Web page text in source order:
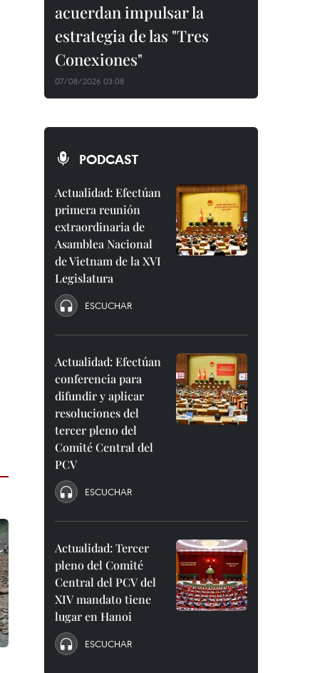
acuerdan impulsar la
estrategia de las "Tres
Conexiones"
07/08/2026 03:08
PODCAST
Actualidad: Efectúan
primera reunión
extraordinaria de
Asamblea Nacional
de Vietnam de la XVI
Legislatura
ESCUCHAR
Actualidad: Efectúan
conferencia para
difundir y aplicar
resoluciones del
tercer pleno del
Comité Central del
PCV
ESCUCHAR
Actualidad: Tercer
pleno del Comité
Central del PCV del
XIV mandato tiene
lugar en Hanoi
ESCUCHAR